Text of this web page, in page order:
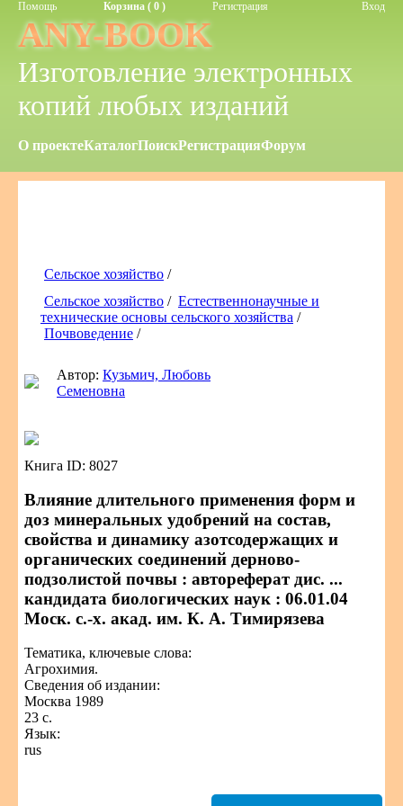
Помощь Корзина ( 0 ) Регистрация Вход
ANY-BOOK
Изготовление электронных
копий любых изданий
О проектеКаталогПоискРегистрацияФорум
Сельское хозяйство /
Сельское хозяйство / Естественнонаучные и
технические основы сельского хозяйства /
Почвоведение /
Автор:Кузьмич, Любовь
Семеновна
Книга ID: 8027
Влияние длительного применения форм и
доз минеральных удобрений на состав,
свойства и динамику азотсодержащих и
органических соединений дерново-
подзолистой почвы : автореферат дис. ...
кандидата биологических наук : 06.01.04
Моск. с.-х. акад. им. К. А. Тимирязева
Тематика, ключевые слова:
Агрохимия.
Сведения об издании:
Москва 1989
23 с.
Язык:
rus